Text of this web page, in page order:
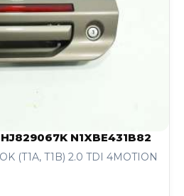
N1XBE431B82
(T1A, T1B) 2.0 TDI 4MOTION